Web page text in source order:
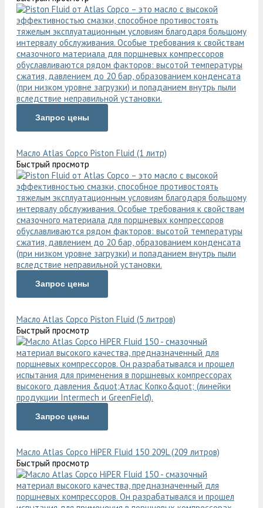
Запрос цены
Масло Atlas Copco Piston Fluid (1 литр)
Быстрый просмотр
Запрос цены
Масло Atlas Copco Piston Fluid (5 литров)
Быстрый просмотр
Запрос цены
Масло Atlas Copco HiPER Fluid 150 209L (209 литров)
Быстрый просмотр